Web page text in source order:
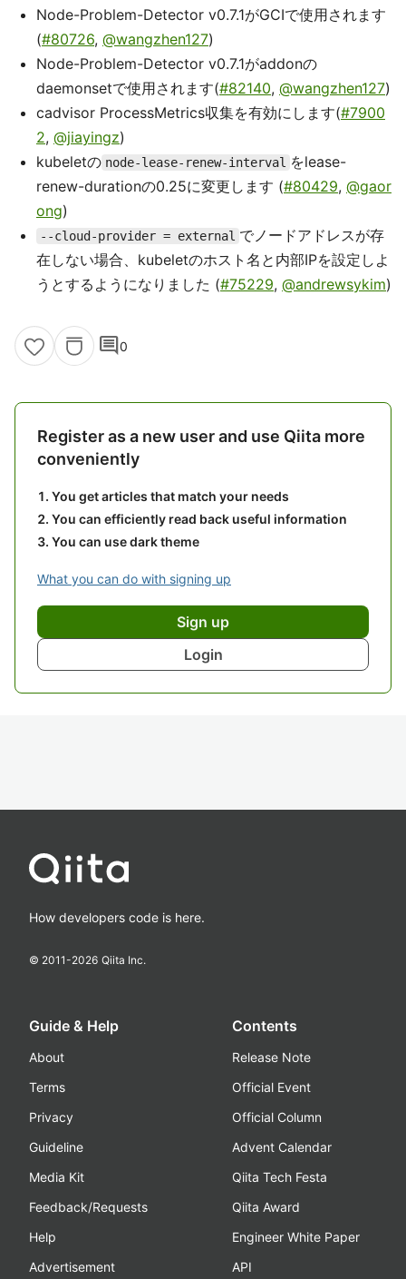
Node-Problem-Detector v0.7.1がGCIで使用されます
(#80726, @wangzhen127)
Node-Problem-Detector v0.7.1がaddonの
daemonsetで使用されます(#82140, @wangzhen127)
cadvisor ProcessMetrics収集を有効にします(#7900
2, @jiayingz)
kubeletの node-lease-renew-interval をlease-
renew-durationの0.25に変更します (#80429, @gaor
ong)
--cloud-provider = external でノードアドレスが存
在しない場合、kubeletのホスト名と内部IPを設定しよ
うとするようになりました (#75229, @andrewsykim)
comment0
Register as a new user and use Qiita more
conveniently
You get articles that match your needs
You can efficiently read back useful information
You can use dark theme
What you can do with signing up
Sign up
Login
How developers code is here.
© 2011-2026 Qiita Inc.
Guide & Help
About
Terms
Privacy
Guideline
Media Kit
Feedback/Requests
Help
Advertisement
Contents
Release Note
Official Event
Official Column
Advent Calendar
Qiita Tech Festa
Qiita Award
Engineer White Paper
API